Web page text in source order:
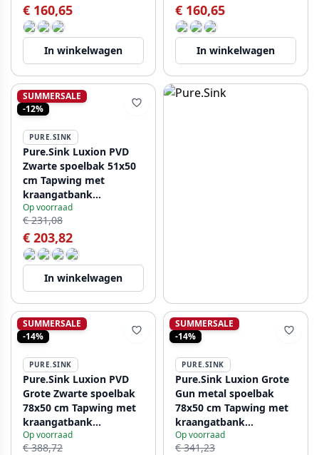
€ 160,65
In winkelwagen
€ 160,65
In winkelwagen
SUMMERSALE
-12%
PURE.SINK
Pure.Sink Luxion PVD
Zwarte spoelbak 51x50
cm Tapwing met
kraangatbank
PLX5150T-63
Op voorraad
€ 231,08
€ 203,82
In winkelwagen
SUMMERSALE
-14%
PURE.SINK
Pure.Sink Luxion PVD
Grote Zwarte spoelbak
78x50 cm Tapwing met
kraangatbank
PLX7850T-63
Op voorraad
€ 388,72
SUMMERSALE
-14%
PURE.SINK
Pure.Sink Luxion Grote
Gun metal spoelbak
78x50 cm Tapwing met
kraangatbank
PLX7850T-61
Op voorraad
€ 341,23